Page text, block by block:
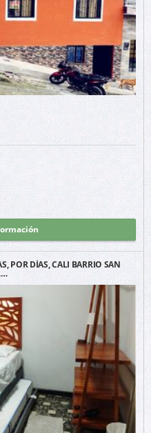
POR DÍAS, CALI BARRIO SAN